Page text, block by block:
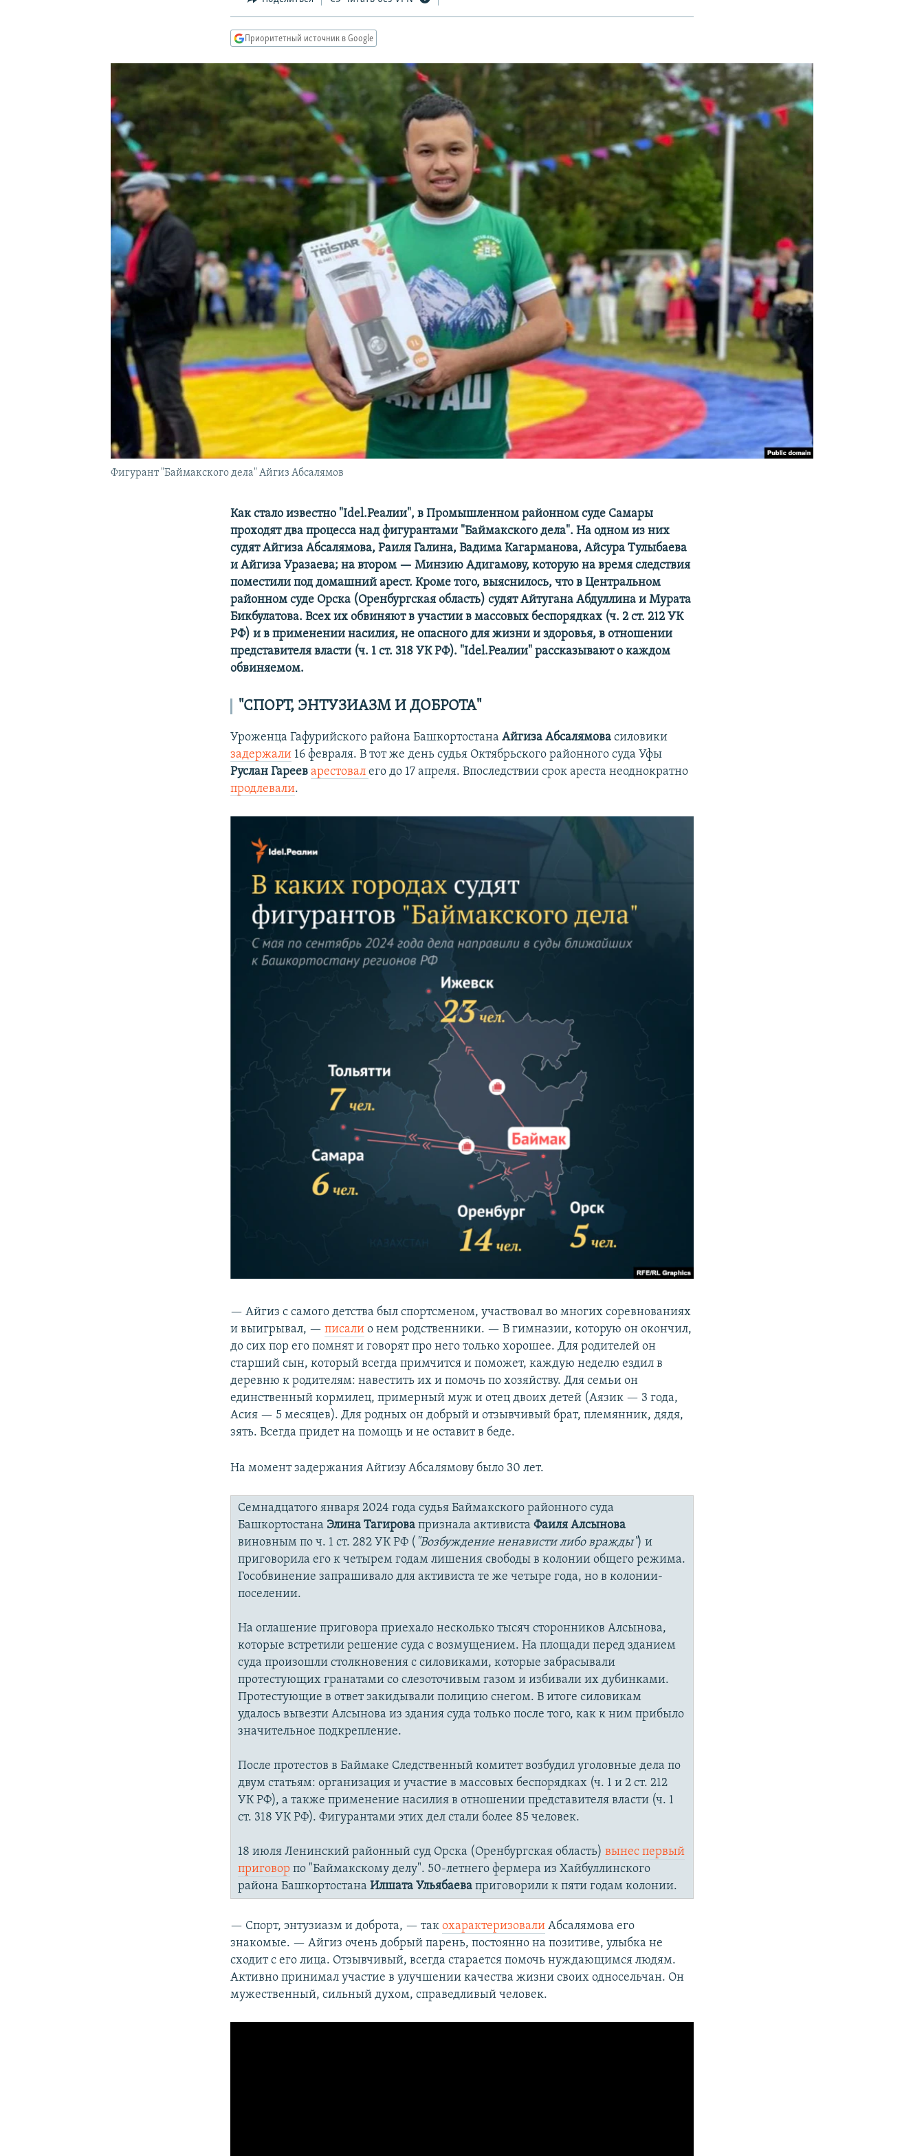
Приоритетный источник в Google
Фигурант "Баймакского дела" Айгиз Абсалямов
Как стало известно "Idel.Реалии", в Промышленном районном суде Самары
проходят два процесса над фигурантами "Баймакского дела". На одном из них
судят Айгиза Абсалямова, Раиля Галина, Вадима Кагарманова, Айсура Тулыбаева
и Айгиза Уразаева; на втором — Минзию Адигамову, которую на время следствия
поместили под домашний арест. Кроме того, выяснилось, что в Центральном
районном суде Орска (Оренбургская область) судят Айтугана Абдуллина и Мурата
Бикбулатова. Всех их обвиняют в участии в массовых беспорядках (ч. 2 ст. 212 УК
РФ) и в применении насилия, не опасного для жизни и здоровья, в отношении
представителя власти (ч. 1 ст. 318 УК РФ). "Idel.Реалии" рассказывают о каждом
обвиняемом.
"СПОРТ, ЭНТУЗИАЗМ И ДОБРОТА"
Уроженца Гафурийского района БашкортостанаАйгиза Абсалямова силовики
задержали 16 февраля. В тот же день судья Октябрьского районного суда Уфы
Руслан Гареев арестовалего до 17 апреля. Впоследствии срок ареста неоднократно
продлевали.
— Айгиз с самого детства был спортсменом, участвовал во многих соревнованиях
и выигрывал, —писали о нем родственники. — В гимназии, которую он окончил,
до сих пор его помнят и говорят про него только хорошее. Для родителей он
старший сын, который всегда примчится и поможет, каждую неделю ездил в
деревню к родителям: навестить их и помочь по хозяйству. Для семьи он
единственный кормилец, примерный муж и отец двоих детей (Аязик — 3 года,
Асия — 5 месяцев). Для родных он добрый и отзывчивый брат, племянник, дядя,
зять. Всегда придет на помощь и не оставит в беде.
На момент задержания Айгизу Абсалямову было 30 лет.
Семнадцатого января 2024 года судья Баймакского районного суда
Башкортостана Элина Тагирова признала активистаФаиля Алсынова
виновным по ч. 1 ст. 282 УК РФ ( "Возбуждение ненависти либо вражды") и
приговорила его к четырем годам лишения свободы в колонии общего режима.
Гособвинение запрашивало для активиста те же четыре года, но в колонии-
поселении.
На оглашение приговора приехало несколько тысяч сторонников Алсынова,
которые встретили решение суда с возмущением. На площади перед зданием
суда произошли столкновения с силовиками, которые забрасывали
протестующих гранатами со слезоточивым газом и избивали их дубинками.
Протестующие в ответ закидывали полицию снегом. В итоге силовикам
удалось вывезти Алсынова из здания суда только после того, как к ним прибыло
значительное подкрепление.
После протестов в Баймаке Следственный комитет возбудил уголовные дела по
двум статьям: организация и участие в массовых беспорядках (ч. 1 и 2 ст. 212
УК РФ), а также применение насилия в отношении представителя власти (ч. 1
ст. 318 УК РФ). Фигурантами этих дел стали более 85 человек.
18 июля Ленинский районный суд Орска (Оренбургская область)вынес первый
приговор по "Баймакскому делу". 50-летнего фермера из Хайбуллинского
района БашкортостанаИлшата Ульябаева приговорили к пяти годам колонии.
— Спорт, энтузиазм и доброта, — такохарактеризовали Абсалямова его
знакомые. — Айгиз очень добрый парень, постоянно на позитиве, улыбка не
сходит с его лица. Отзывчивый, всегда старается помочь нуждающимся людям.
Активно принимал участие в улучшении качества жизни своих односельчан. Он
мужественный, сильный духом, справедливый человек.